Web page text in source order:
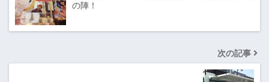
の陣！
次の記事